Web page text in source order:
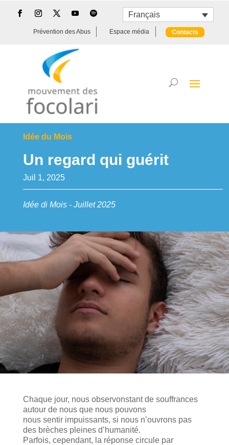
Français
Prévention des Abus Espace média Contacts
Idée du Mois
Un regard qui guérit
Juil 1, 2025
Idée di Mois - Juillet 2025
Chaque jour, nous observonstant de souffrances
autour de nous que nous pouvons
nous sentir impuissants, si nous n’ouvrons pas
des brèches pleines d’humanité.
Parfois, cependant, la réponse circule par